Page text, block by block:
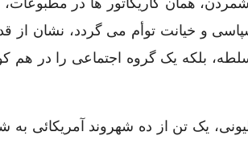
و خیانت توأم می گردد، نشان از
بلکه یک گروه اجتماعی را در هم